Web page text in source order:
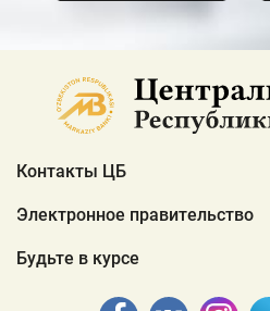
Контакты ЦБ
Электронное правительство
Будьте в курсе